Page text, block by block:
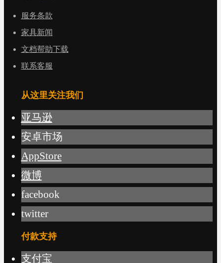
服务条款
家具新闻
文档帮助下载
联系客服
从这里关注我们
亚马逊
安卓市场
AppStore
微博
facebook
twitter
付款支持
支付宝